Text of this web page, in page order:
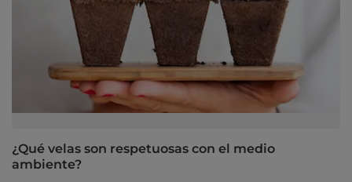
¿Qué velas son respetuosas con el medio
ambiente?